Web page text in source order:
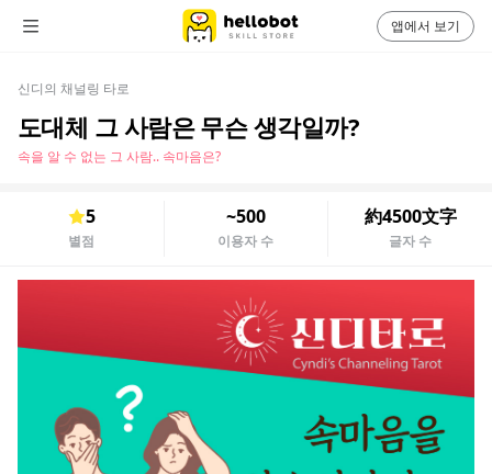
신디의 채널링 타로
도대체 그 사람은 무슨 생각일까?
속을 알 수 없는 그 사람.. 속마음은?
5
별점
~500
이용자 수
約4500文字
글자 수
앱에서 보기